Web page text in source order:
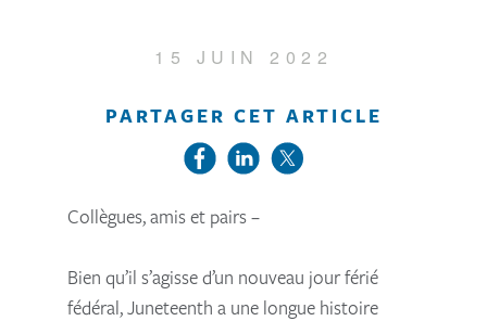
15 JUIN 2022
PARTAGER CET ARTICLE
Collègues, amis et pairs –
Bien qu’il s’agisse d’un nouveau jour férié
fédéral, Juneteenth a une longue histoire